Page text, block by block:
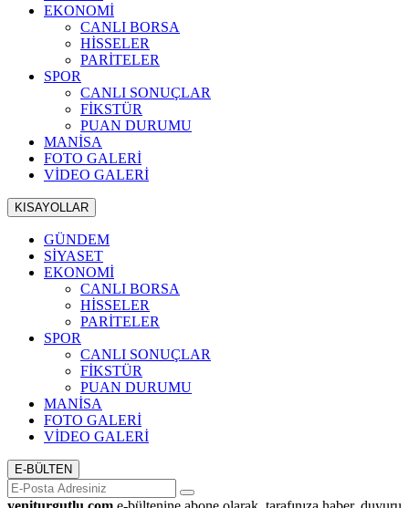
EKONOMİ
CANLI BORSA
HİSSELER
PARİTELER
SPOR
CANLI SONUÇLAR
FİKSTÜR
PUAN DURUMU
MANİSA
FOTO GALERİ
VİDEO GALERİ
KISAYOLLAR
GÜNDEM
SİYASET
EKONOMİ
CANLI BORSA
HİSSELER
PARİTELER
SPOR
CANLI SONUÇLAR
FİKSTÜR
PUAN DURUMU
MANİSA
FOTO GALERİ
VİDEO GALERİ
E-BÜLTEN